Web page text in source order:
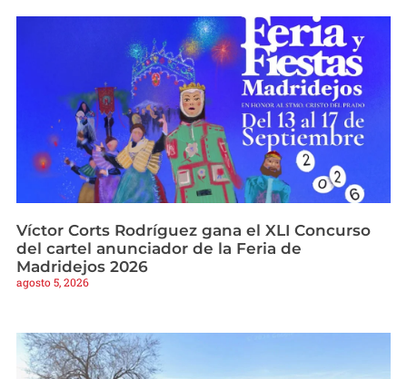
Víctor Corts Rodríguez gana el XLI Concurso
del cartel anunciador de la Feria de
Madridejos 2026
agosto 5, 2026